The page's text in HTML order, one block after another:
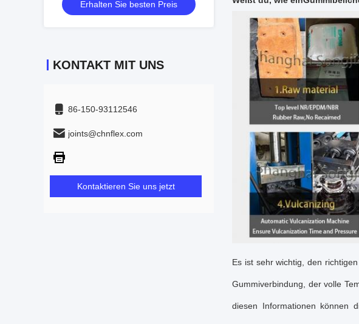
Erhalten Sie besten Preis
KONTAKT MIT UNS
86-150-93112546
joints@chnflex.com
Kontaktieren Sie uns jetzt
Es ist sehr wichtig, den
Gummiverbindung, der volle
diesen Informationen können